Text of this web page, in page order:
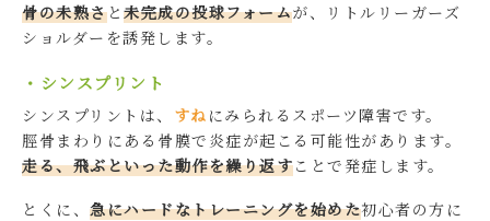
骨の未熟さと 未完成の投球フォームが、リトルリーガーズ
ショルダーを誘発します。
・シンスプリント
シンスプリントは、 すね にみられるスポーツ障害です。
脛骨まわりにある骨膜で炎症が起こる可能性があります。
走る、飛ぶといった動作を繰り返すことで発症します。
とくに、 急にハードなトレーニングを始めた初心者の方に